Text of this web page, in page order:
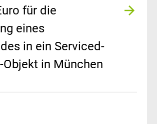
für die
eines
in ein Serviced-
in München